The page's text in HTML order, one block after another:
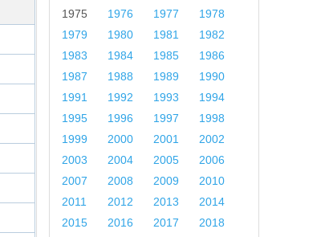
1975
1976 1977
1978
1979
1980 1981
1982
1983
1984 1985
1986
1987
1988 1989
1990
1991
1992 1993
1994
1995
1996 1997
1998
1999
2000 2001
2002
2003
2004 2005
2006
2007
2008 2009
2010
2011
2012 2013
2014
2015
2016 2017
2018